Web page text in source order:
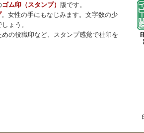
ゴム印（スタンプ）
版です。
。女性の手にもなじみます。文字数の少
ょう。
の役職印など、スタンプ感覚で社印を